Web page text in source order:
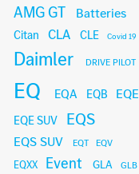
AMG GT Batteries
Citan CLA CLE Covid 19
Daimler DRIVE PILOT
EQ EQA EQB EQE
EQE SUV EQS
EQS SUV EQT EQV
EQXX Event GLA GLB